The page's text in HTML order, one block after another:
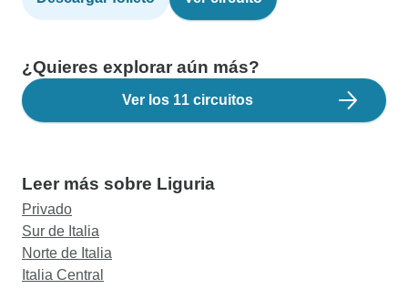
¿Quieres explorar aún más?
Ver los 11 circuitos
Leer más sobre Liguria
Privado
Sur de Italia
Norte de Italia
Italia Central